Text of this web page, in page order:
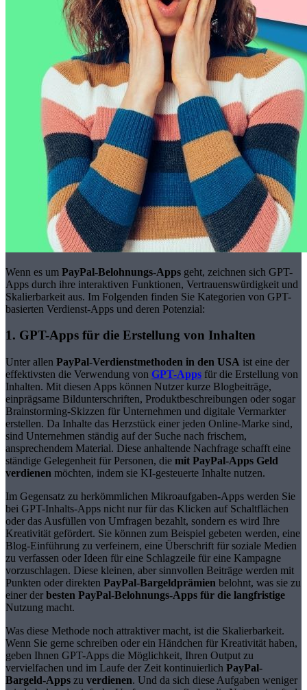
Wenn es um PayPal-Belohnungs-Apps geht, zeichnen sich GPT-
Apps durch ihre interaktiven Funktionen, Vertrauenswürdigkeit und
Skalierbarkeit aus. Im Folgenden finden Sie Kategorien von GPT-
basierten Verdienst-Apps und deren Potenzial:
1. GPT-Apps für die Erstellung von Inhalten
Unter allen PayPal-Verdienstmethoden in den USA ist eine der
effektivsten die Verwendung von GPT-Apps für die Erstellung von
Inhalten. Mit diesen Apps können Nutzer kurze Blogbeiträge,
einprägsame Bildunterschriften, Produktbeschreibungen oder sogar
Brainstorming-Skizzen für Unternehmen und digitale Vermarkter
erstellen. Da Inhalte das Herzstück einer jeden Online-Marke sind,
sind Unternehmen ständig auf der Suche nach frischem,
ansprechendem Material. Diese anhaltende Nachfrage schafft eine
ständige Gelegenheit für Personen, die mit PayPal-Apps Geld
verdienen möchten, indem sie KI-gesteuerte Inhalte nutzen.
Im Gegensatz zu herkömmlichen Mikroaufgaben-Apps werden Sie
bei GPT-Inhalts-Apps nicht nur für das Klicken auf Schaltflächen
oder das Ausfüllen von Umfragen bezahlt, sondern es wird Ihre
Kreativität gefördert. Sie können zum Beispiel gebeten werden, eine
Blog-Einführung zu verfeinern, eine Überschrift für soziale Medien
zu verfassen oder Ideen für eine Schlagzeile für eine Kampagne
vorzuschlagen. Diese kleinen, aber sinnvollen Beiträge werden mit
Punkten oder direkten PayPal-Bargeldprämien belohnt, was sie zu
einer der besten PayPal-Belohnungs-Apps für die langfristige
Nutzung macht.
Was diese Methode noch attraktiver macht, ist die Skalierbarkeit.
Wenn Sie gerne schreiben oder ein Händchen für Kreativität haben,
geben Ihnen GPT-Apps die Möglichkeit, Ihren Output zu
vervielfachen und im Laufe der Zeit kontinuierlich PayPal-
Bargeld-Apps zu verdienen. Und da sich diese Aufgaben weniger